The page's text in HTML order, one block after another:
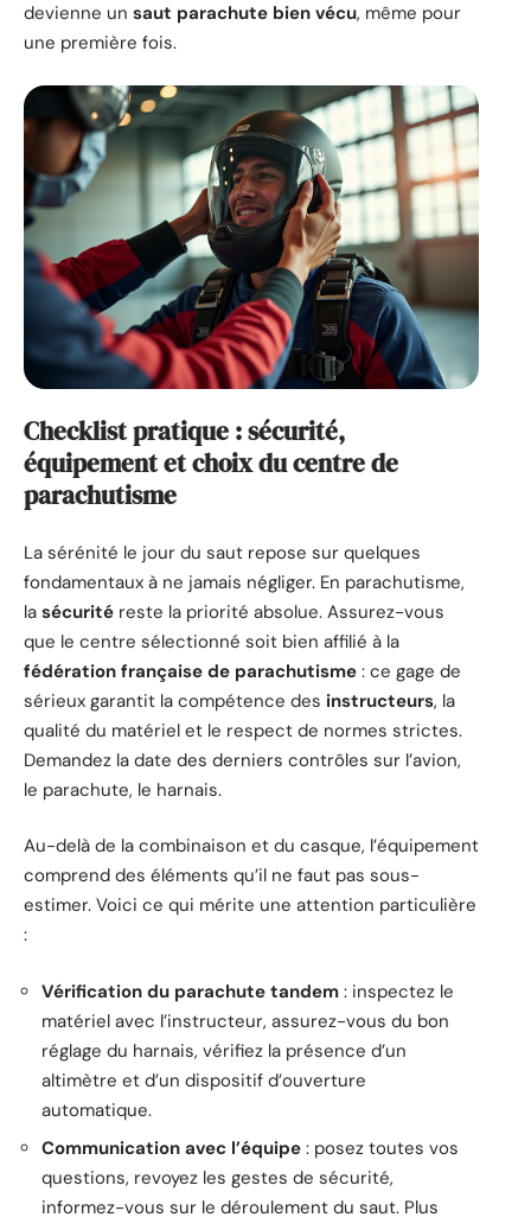
devienne un saut parachute bien vécu, même pour
une première fois.
Checklist pratique : sécurité,
équipement et choix du centre de
parachutisme
La sérénité le jour du saut repose sur quelques
fondamentaux à ne jamais négliger. En parachutisme,
la sécurité reste la priorité absolue. Assurez-vous
que le centre sélectionné soit bien affilié à la
fédération française de parachutisme : ce gage de
sérieux garantit la compétence des instructeurs, la
qualité du matériel et le respect de normes strictes.
Demandez la date des derniers contrôles sur l’avion,
le parachute, le harnais.
Au-delà de la combinaison et du casque, l’équipement
comprend des éléments qu’il ne faut pas sous-
estimer. Voici ce qui mérite une attention particulière
:
Vérification du parachute tandem : inspectez le
matériel avec l’instructeur, assurez-vous du bon
réglage du harnais, vérifiez la présence d’un
altimètre et d’un dispositif d’ouverture
automatique.
Communication avec l’équipe : posez toutes vos
questions, revoyez les gestes de sécurité,
informez-vous sur le déroulement du saut. Plus